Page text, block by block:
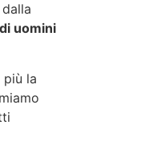
uomini
la